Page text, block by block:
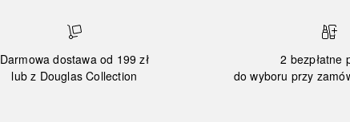
Darmowa dostawa od 199 zł
lub z Douglas Collection
2 bezpłatne
do wyboru przy